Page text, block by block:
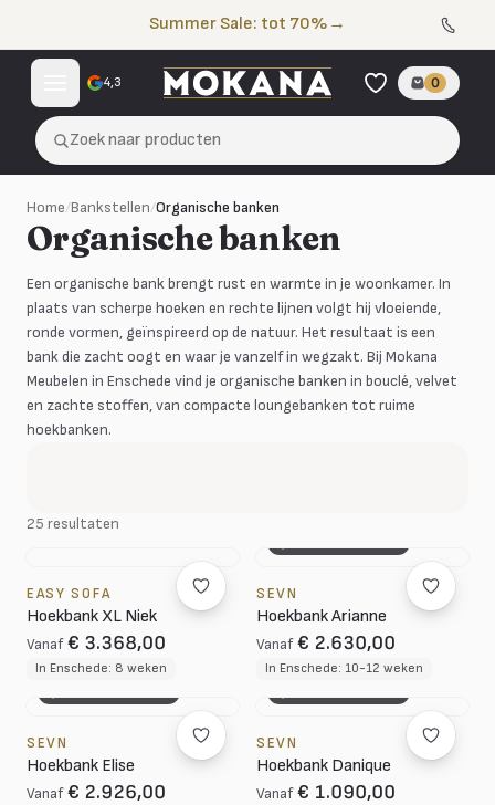
Summer Sale: tot 70% →
4,3 0
Zoek naar producten
Home/Bankstellen/Organische banken
Organische banken
Een organische bank brengt rust en warmte in je woonkamer. In
plaats van scherpe hoeken en rechte lijnen volgt hij vloeiende,
ronde vormen, geïnspireerd op de natuur. Het resultaat is een
bank die zacht oogt en waar je vanzelf in wegzakt. Bij Mokana
Meubelen in Enschede vind je organische banken in bouclé, velvet
en zachte stoffen, van compacte loungebanken tot ruime
hoekbanken.
25 resultaten
EASY SOFA
Hoekbank XL Niek
Vanaf € 3.368,00
In Enschede: 8 weken
SEVN
Hoekbank Arianne
Vanaf € 2.630,00
In Enschede: 10-12 weken
SEVN
Hoekbank Elise
Vanaf € 2.926,00
SEVN
Hoekbank Danique
Vanaf € 1.090,00